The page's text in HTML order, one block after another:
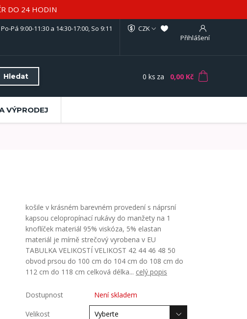
DO 24 HODIN
CZK
Přihlášení
Hledat
Po-Pá 9:00-11:30 a 14:30-17:00, So 9:11
0 ks za 0,00 Kč
VÝPRODEJ
košile v krásném barevném provedení s náprsní
kapsou celopropínací rukávy do manžety na 1
knoflíček materiál 95% viskóza, 5% elastan
materiál je mírně strečový vyrobena v EU
TABULKA VELIKOSTÍ VELIKOST 42 44 46 48 50
obvod prsou do 100 cm do 104 cm do 108 cm do
112 cm do 118 cm celková délka... celý popis
Dostupnost Není skladem
Velikost